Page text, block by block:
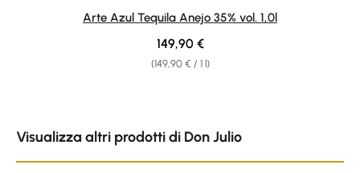
Average rating of 5 out of 5 stars
Arte Azul Tequila Anejo 35% vol. 1,0l
(149,90 € / 1 l)
Regular price:
149,90 €
Visualizza altri prodotti di Don Julio